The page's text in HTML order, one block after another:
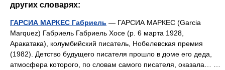
других словарях:
ГАРСИА МАРКЕС Габриель — ГАРСИА МАРКЕС (Garcia
Marquez) Габриель Габриель Хосе (р. 6 марта 1928,
Аракатака), колумбийский писатель, Нобелевская премия
(1982). Детство будущего писателя прошло в доме его деда,
атмосфера которого, по словам самого писателя, оказала… …